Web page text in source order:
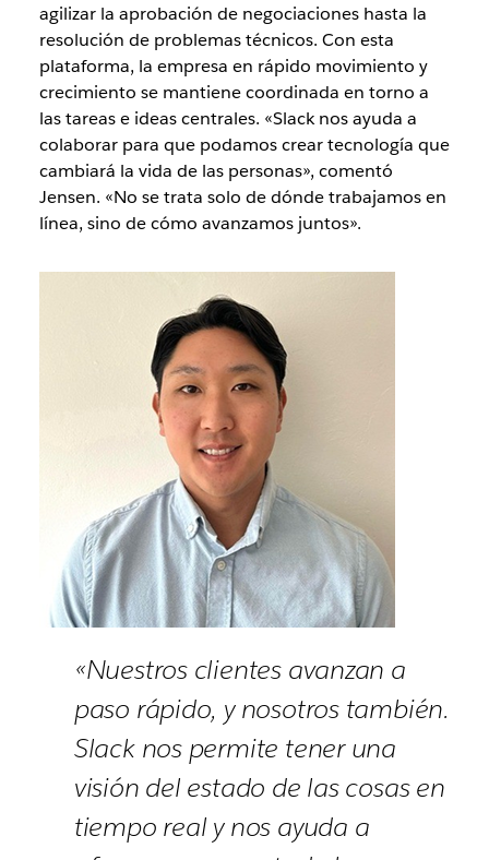
agilizar la aprobación de negociaciones hasta la
resolución de problemas técnicos. Con esta
plataforma, la empresa en rápido movimiento y
crecimiento se mantiene coordinada en torno a
las tareas e ideas centrales. «Slack nos ayuda a
colaborar para que podamos crear tecnología que
cambiará la vida de las personas», comentó
Jensen. «No se trata solo de dónde trabajamos en
línea, sino de cómo avanzamos juntos».
«Nuestros clientes avanzan a
paso rápido, y nosotros también.
Slack nos permite tener una
visión del estado de las cosas en
tiempo real y nos ayuda a